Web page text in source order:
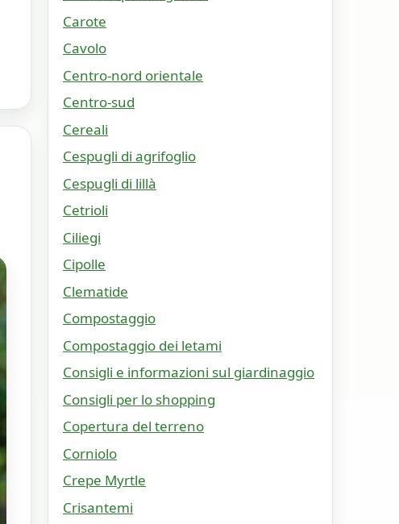
Carote
Cavolo
Centro-nord orientale
Centro-sud
Cereali
Cespugli di agrifoglio
Cespugli di lillà
Cetrioli
Ciliegi
Cipolle
Clematide
Compostaggio
Compostaggio dei letami
Consigli e informazioni sul giardinaggio
Consigli per lo shopping
Copertura del terreno
Corniolo
Crepe Myrtle
Crisantemi